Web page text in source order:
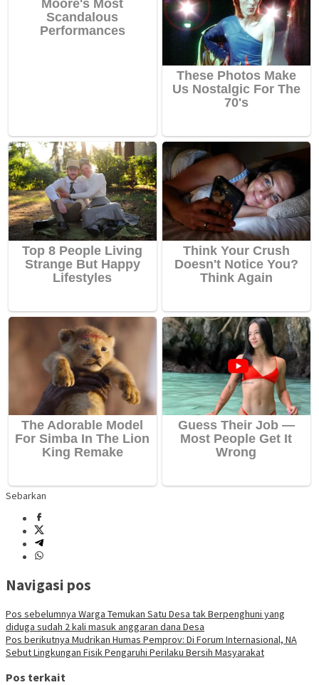
Sebarkan
Navigasi pos
Pos sebelumnya Warga Temukan Satu Desa tak Berpenghuni yang
diduga sudah 2 kali masuk anggaran dana Desa
Pos berikutnya Mudrikan Humas Pemprov: Di Forum Internasional, NA
Sebut Lingkungan Fisik Pengaruhi Perilaku Bersih Masyarakat
Pos terkait